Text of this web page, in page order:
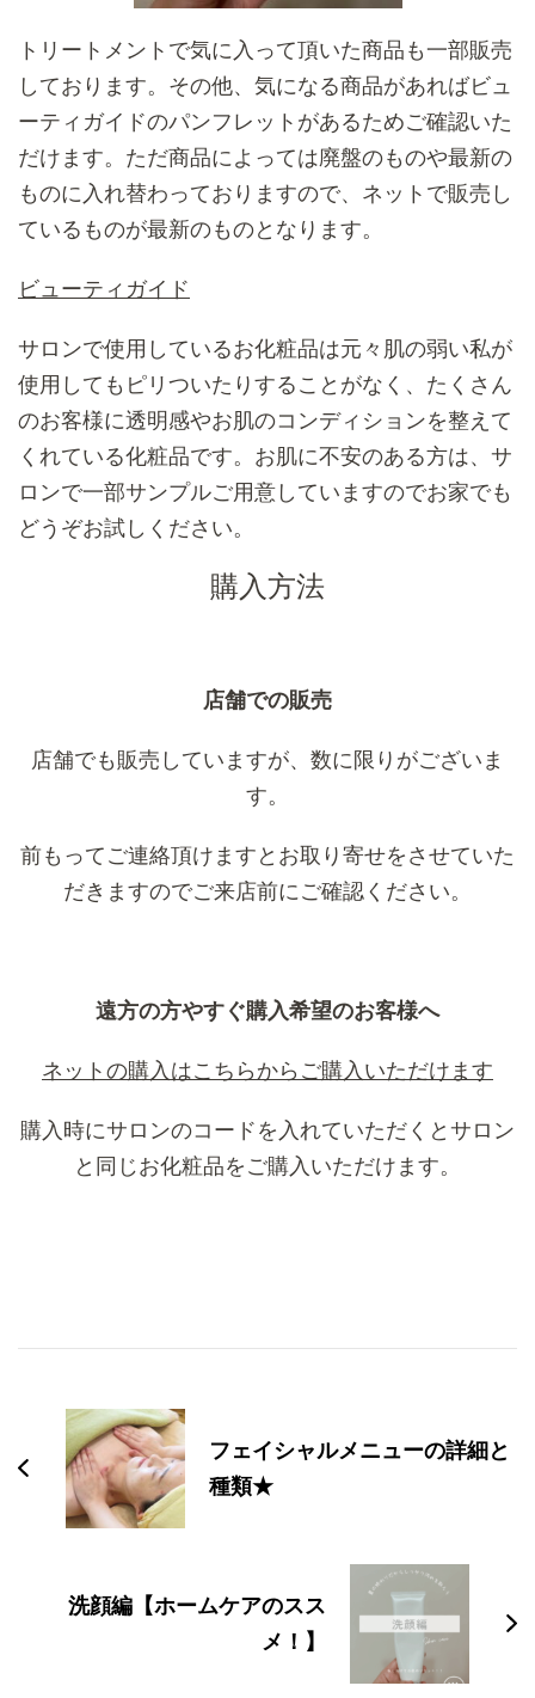
トリートメントで気に入って頂いた商品も一部販売
しております。その他、気になる商品があればビュ
ーティガイドのパンフレットがあるためご確認いた
だけます。ただ商品によっては廃盤のものや最新の
ものに入れ替わっておりますので、ネットで販売し
ているものが最新のものとなります。
ビューティガイド
サロンで使用しているお化粧品は元々肌の弱い私が
使用してもピリついたりすることがなく、たくさん
のお客様に透明感やお肌のコンディションを整えて
くれている化粧品です。お肌に不安のある方は、サ
ロンで一部サンプルご用意していますのでお家でも
どうぞお試しください。
購入方法
店舗での販売
店舗でも販売していますが、数に限りがございま
す。
前もってご連絡頂けますとお取り寄せをさせていた
だきますのでご来店前にご確認ください。
遠方の方やすぐ購入希望のお客様へ
ネットの購入はこちらからご購入いただけます
購入時にサロンのコードを入れていただくとサロン
と同じお化粧品をご購入いただけます。
ビ
フェイシャルメニューの詳細と
種類★
洗顔編【ホームケアのスス
メ！】